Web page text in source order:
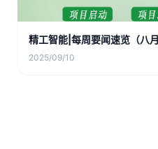
精工智能|每周要闻速览（八月
2025/09/10